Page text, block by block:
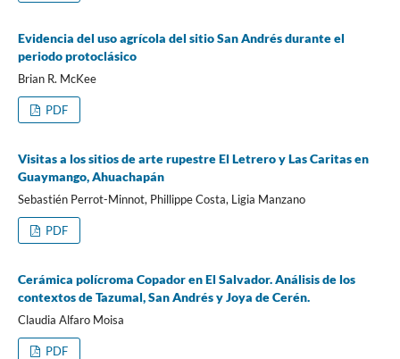
Evidencia del uso agrícola del sitio San Andrés durante el
periodo protoclásico
Brian R. McKee
PDF
Visitas a los sitios de arte rupestre El Letrero y Las Caritas en
Guaymango, Ahuachapán
Sebastién Perrot-Minnot, Phillippe Costa, Ligia Manzano
PDF
Cerámica polícroma Copador en El Salvador. Análisis de los
contextos de Tazumal, San Andrés y Joya de Cerén.
Claudia Alfaro Moisa
PDF